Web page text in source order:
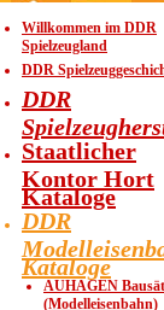
Willkommen im DDR
Spielzeugland
DDR
DDR
Staatlicher
Kontor Hort
Kataloge
DDR
Kataloge
AUHAGEN
(Modelleisenbahn)